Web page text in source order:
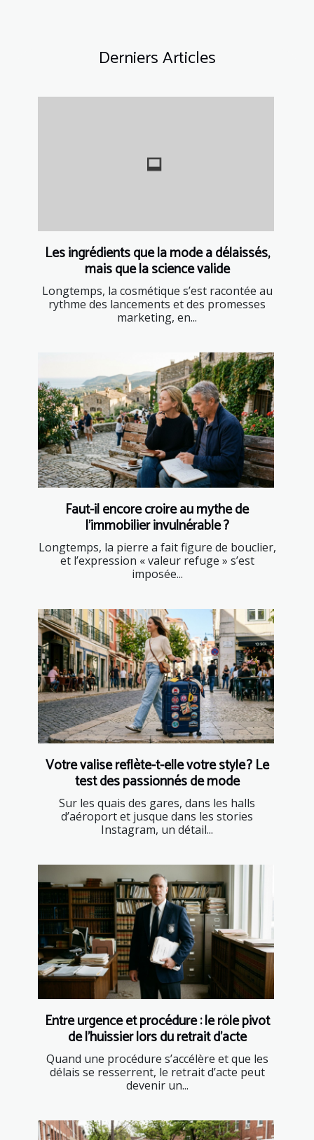
Derniers Articles
Les ingrédients que la mode a délaissés,
mais que la science valide
Longtemps, la cosmétique s’est racontée au
rythme des lancements et des promesses
marketing, en...
Faut-il encore croire au mythe de
l’immobilier invulnérable ?
Longtemps, la pierre a fait figure de bouclier,
et l’expression « valeur refuge » s’est
imposée...
Votre valise reflète-t-elle votre style ? Le
test des passionnés de mode
Sur les quais des gares, dans les halls
d’aéroport et jusque dans les stories
Instagram, un détail...
Entre urgence et procédure : le rôle pivot
de l’huissier lors du retrait d’acte
Quand une procédure s’accélère et que les
délais se resserrent, le retrait d’acte peut
devenir un...